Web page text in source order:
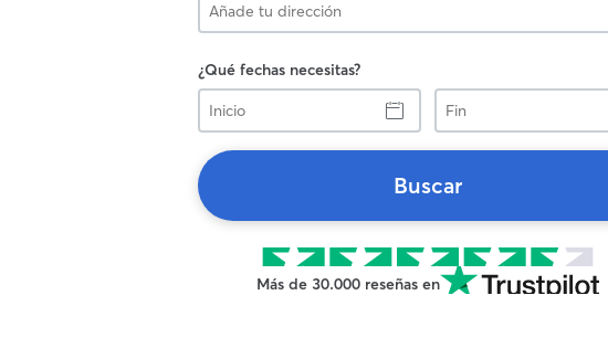
¿Qué fechas necesitas?
Inicio
Fin
Buscar
Más de 30.000 reseñas en